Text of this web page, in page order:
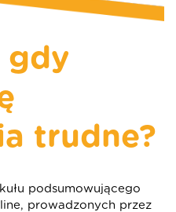
gdy
trudne?
podsumowującego
prowadzonych przez